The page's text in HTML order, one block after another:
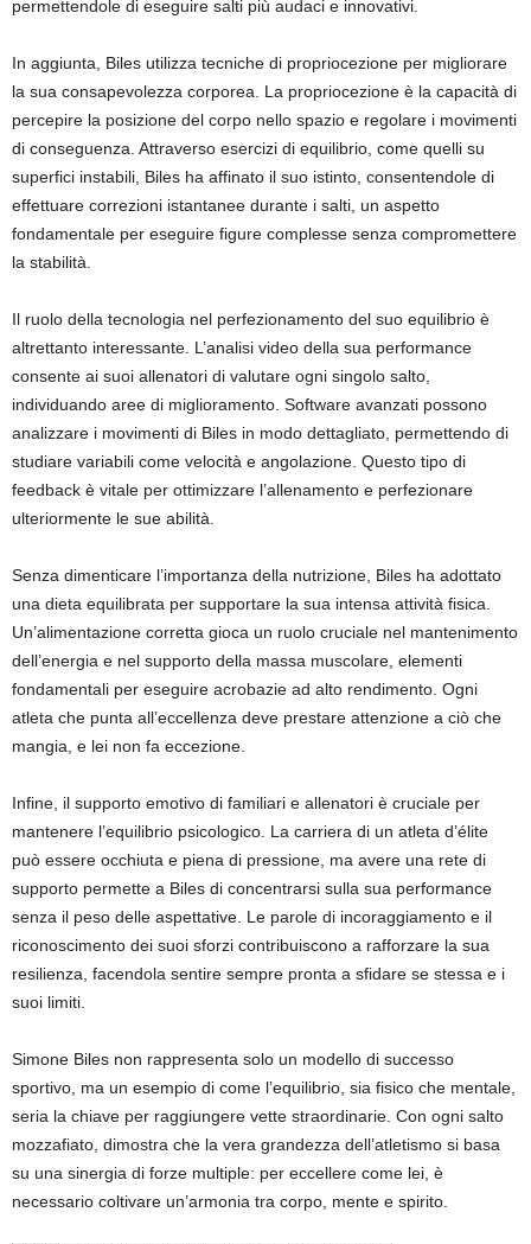
permettendole di eseguire salti più audaci e innovativi.
In aggiunta, Biles utilizza tecniche di propriocezione per migliorare
la sua consapevolezza corporea. La propriocezione è la capacità di
percepire la posizione del corpo nello spazio e regolare i movimenti
di conseguenza. Attraverso esercizi di equilibrio, come quelli su
superfici instabili, Biles ha affinato il suo istinto, consentendole di
effettuare correzioni istantanee durante i salti, un aspetto
fondamentale per eseguire figure complesse senza compromettere
la stabilità.
Il ruolo della tecnologia nel perfezionamento del suo equilibrio è
altrettanto interessante. L’analisi video della sua performance
consente ai suoi allenatori di valutare ogni singolo salto,
individuando aree di miglioramento. Software avanzati possono
analizzare i movimenti di Biles in modo dettagliato, permettendo di
studiare variabili come velocità e angolazione. Questo tipo di
feedback è vitale per ottimizzare l’allenamento e perfezionare
ulteriormente le sue abilità.
Senza dimenticare l’importanza della nutrizione, Biles ha adottato
una dieta equilibrata per supportare la sua intensa attività fisica.
Un’alimentazione corretta gioca un ruolo cruciale nel mantenimento
dell’energia e nel supporto della massa muscolare, elementi
fondamentali per eseguire acrobazie ad alto rendimento. Ogni
atleta che punta all’eccellenza deve prestare attenzione a ciò che
mangia, e lei non fa eccezione.
Infine, il supporto emotivo di familiari e allenatori è cruciale per
mantenere l’equilibrio psicologico. La carriera di un atleta d’élite
può essere occhiuta e piena di pressione, ma avere una rete di
supporto permette a Biles di concentrarsi sulla sua performance
senza il peso delle aspettative. Le parole di incoraggiamento e il
riconoscimento dei suoi sforzi contribuiscono a rafforzare la sua
resilienza, facendola sentire sempre pronta a sfidare se stessa e i
suoi limiti.
Simone Biles non rappresenta solo un modello di successo
sportivo, ma un esempio di come l’equilibrio, sia fisico che mentale,
seria la chiave per raggiungere vette straordinarie. Con ogni salto
mozzafiato, dimostra che la vera grandezza dell’atletismo si basa
su una sinergia di forze multiple: per eccellere come lei, è
necessario coltivare un’armonia tra corpo, mente e spirito.